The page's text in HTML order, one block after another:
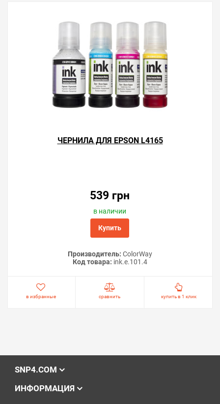
ЧЕРНИЛА ДЛЯ EPSON L4165
539 грн
в наличии
Купить
Производитель: ColorWay
Код товара: ink.e.101.4
в избранные сравнить купить в 1 клик
SNP4.COM
ИНФОРМАЦИЯ